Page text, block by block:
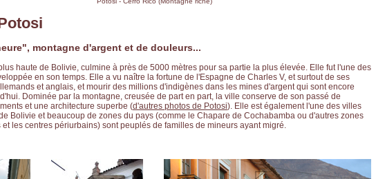
montagne d'argent et de douleurs...
haute de Bolivie, culmine à près de 5000 mètres pour sa partie la plus élevée. Elle fut l'une des
en son temps. Elle a vu naître la fortune de l'Espagne de Charles V, et surtout de ses
et anglais, et mourir des millions d'indigènes dans les mines d'argent qui sont encore
Dominée par la montagne, creusée de part en part, la ville conserve de son passé de
et une architecture superbe (d'autres photos de Potosi). Elle est également l'une des villes
Bolivie et beaucoup de zones du pays (comme le Chapare de Cochabamba ou d'autres zones
les centres périurbains) sont peuplés de familles de mineurs ayant migré.